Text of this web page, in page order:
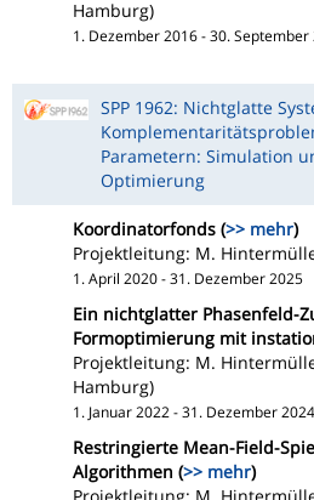
Hamburg)
1. Dezember 2016 - 30. September
SPP 1962: Nichtglatte
Parametern: Simulation
Optimierung
Koordinatorfonds (>> mehr)
Projektleitung: M.
1. April 2020 - 31. Dezember 2025
Ein nichtglatter Phasenfeld-
Formoptimierung mit
Projektleitung: M.
Hamburg)
1. Januar 2022 - 31. Dezember 2024
Restringierte Mean-Field-
Algorithmen (>> mehr)